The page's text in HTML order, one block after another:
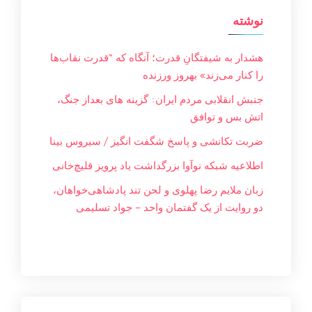
نوشته
هشدار به شیفتگانِ قدرت؛ آنگاه که “قدرت نقاب‌ها
را کنار می‌زند» بهروز ورزنده
جنبش انقلابی مردم ایران: گزینه های بعداز جنگ،
اتش بس و توافق
ضربت تکانشی و پاسخ شگفت انگیز / سیروس بینا
اطلاعیه شبکه نوآوا بزرگداشت یاد پرویز قلیچ‌خانی
زبان ملایم‌ رضا پهلوی و لحن تند پادشاهی‌خواهان،
دو روایت از یک گفتمان واحد – جواد تسليمی